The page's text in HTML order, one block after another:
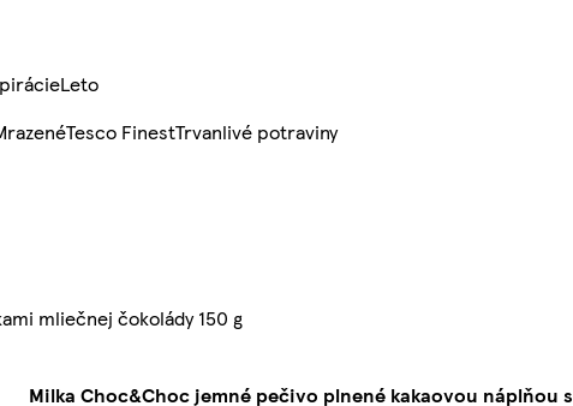
Leto
Tesco FinestTrvanlivé potraviny
mliečnej čokolády 150 g
Milka Choc&Choc jemné pečivo plnené kakaovou náplňou s